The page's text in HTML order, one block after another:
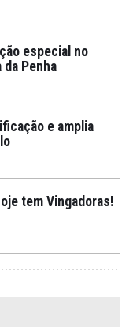
especial no
Penha
e amplia
tem Vingadoras!